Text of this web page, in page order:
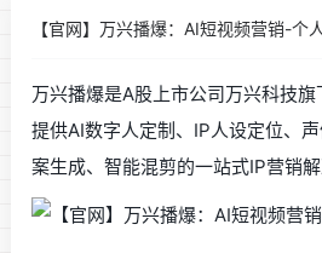
【官网】万兴播爆：AI短视频营销-个
万兴播爆是A股上市公司万兴科技
提供AI数字人定制、IP人设定位、
案生成、智能混剪的一站式IP营销解